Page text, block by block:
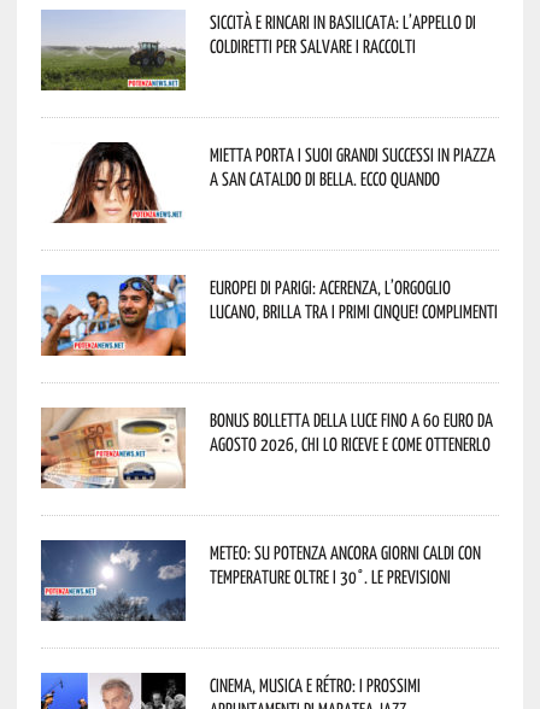
Siccità e rincari in Basilicata: l’appello di
Coldiretti per salvare i raccolti
Mietta porta i suoi grandi successi in piazza
a San Cataldo di Bella. Ecco quando
Europei di Parigi: Acerenza, l’orgoglio
lucano, brilla tra i primi cinque! Complimenti
Bonus bolletta della luce fino a 60 euro da
agosto 2026, chi lo riceve e come ottenerlo
Meteo: su Potenza ancora giorni caldi con
temperature oltre i 30°. Le previsioni
Cinema, musica e rétro: i prossimi